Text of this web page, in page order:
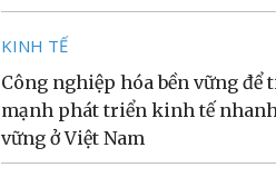
KINH TẾ
Công nghiệp hóa bền vững để
mạnh phát triển kinh tế
vững ở Việt Nam